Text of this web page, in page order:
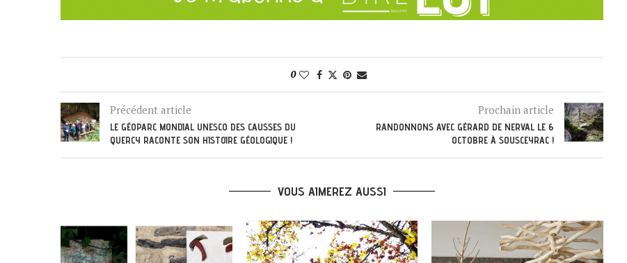
0
Précédent article
LE GÉOPARC MONDIAL UNESCO DES CAUSSES DU
QUERCY RACONTE SON HISTOIRE GÉOLOGIQUE !
Prochain article
RANDONNONS AVEC GÉRARD DE NERVAL LE 6
OCTOBRE À SOUSCEYRAC !
VOUS AIMEREZ AUSSI